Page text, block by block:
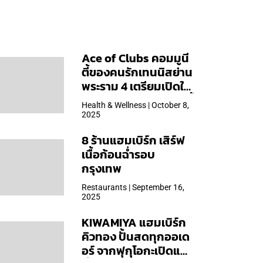
Ace of Clubs คอมมูนี
ตี้ของคนรักเทนนิสย่าน
พระราม 4 เตรียมเปิดให้
บริการวันแรก 19 ต.ค. นี้
Health & Wellness | October 8,
2025
8 ร้านแฮมเบิร์ก เสิร์ฟ
เนื้อก้อนฉ่ำรอบ
กรุงเทพ
Restaurants | September 16,
2025
KIWAMIYA แฮมเบิร์ก
คิวทอง ปั้นสดทุกออเด
อร์ จากฟุกุโอกะเปิดแล้ว